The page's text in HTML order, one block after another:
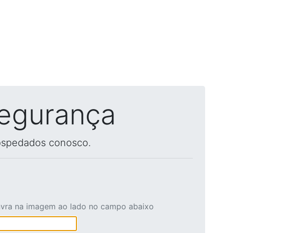
conosco.
na imagem ao lado no campo abaixo